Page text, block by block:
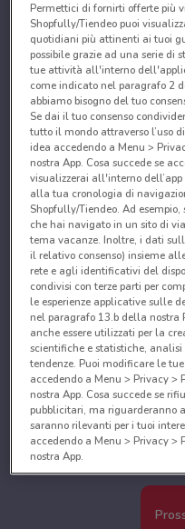
Permettici di fornirti offerte più
Shopfully/Tiendeo puoi
quotidiani più attinenti ai tuoi
possibile grazie ad una serie di
tue attività all'interno
come indicato nel paragrafo 2
abbiamo bisogno del tuo
Se dai il tuo consenso
tutto il mondo attraverso l’uso
idea accedendo a Menu >
nostra App. Cosa succede se
visualizzerai all'interno
alla tua cronologia di
Shopfully/Tiendeo. Ad
che hai navigato in un sito di
tema vacanze. Inoltre, i dati
il relativo consenso) insieme
rete e agli identificativi del
condivisi con terze parti per
le esperienze applicative sulle
nel paragrafo 13.b della nostra
anche essere utilizzati per la
scientifiche e statistiche,
tendenze. Puoi modificare le
accedendo a Menu > Privacy
nostra App. Cosa succede se
pubblicitari, ma riguarderanno
saranno rilevanti per i tuoi
accedendo a Menu > Privacy
nostra App.
Noi e i nostri partner
Utilizzare dati di
caratteristiche del dispositivo